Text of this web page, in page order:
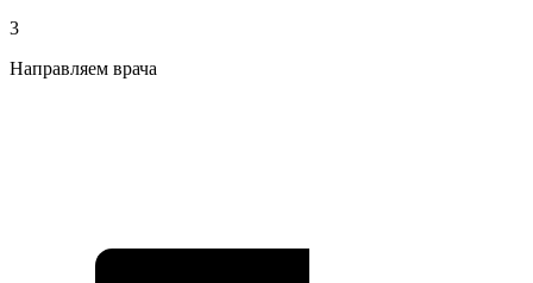
3
Направляем врача